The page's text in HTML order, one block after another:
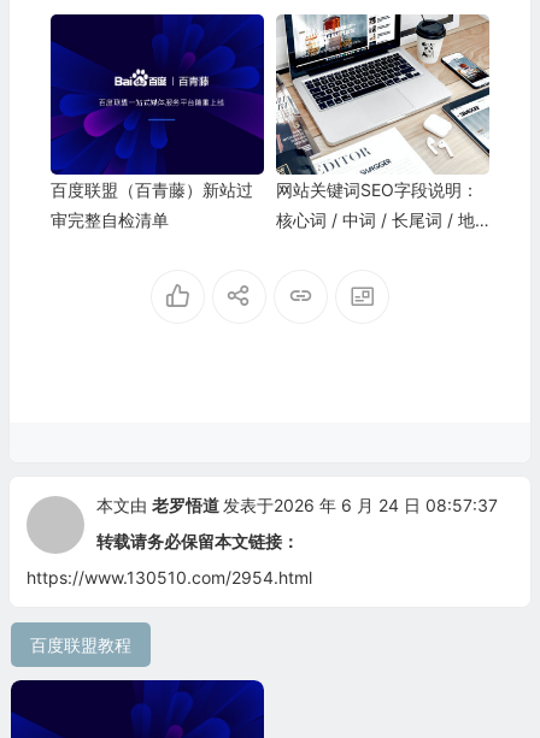
百度联盟（百青藤）新站过
审完整自检清单
网站关键词SEO字段说明：
核心词 / 中词 / 长尾词 / 地
本文由 老罗悟道 发表于2026 年 6 月 24 日 08:57:37
转载请务必保留本文链接：
https://www.130510.com/2954.html
百度联盟教程